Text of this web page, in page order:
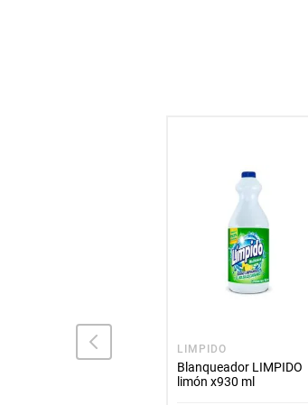
LIMPIDO
Blanqueador LIMPIDO
limón x930 ml